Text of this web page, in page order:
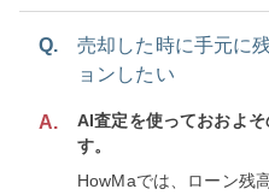
Q.
売却した時に手元に
ョンしたい
A.
AI査定を使っておおよ
す。
HowMaでは、ローン残